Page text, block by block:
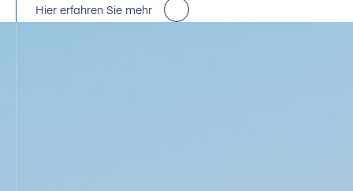
Hier erfahren Sie mehr